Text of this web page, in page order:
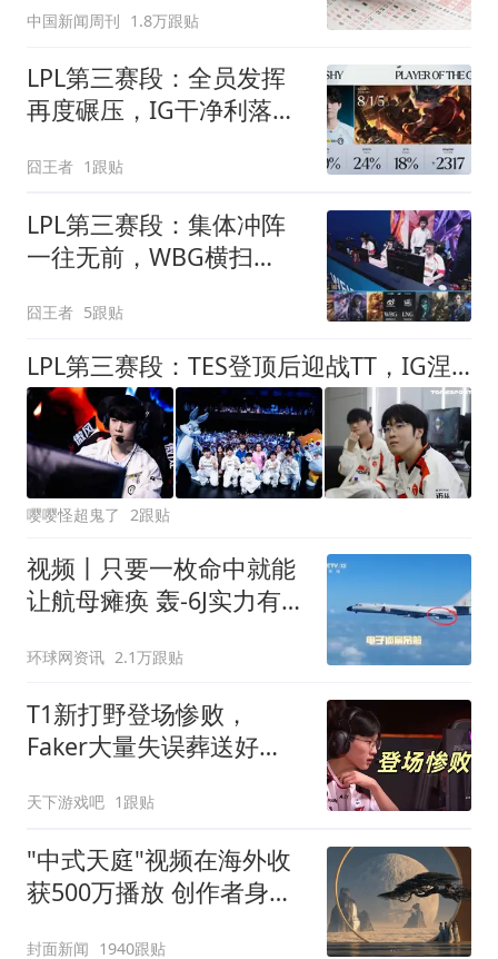
中国新闻周刊 1.8万跟贴
LPL第三赛段：全员发挥
再度碾压，IG干净利落横
囧王者 1跟贴
LPL第三赛段：集体冲阵
一往无前，WBG横扫
囧王者 5跟贴
LPL第三赛段：TES登顶后迎战TT，IG涅槃组再遇LNG！
嘤嘤怪超鬼了 2跟贴
视频丨只要一枚命中就能
让航母瘫痪 轰-6J实力有多
环球网资讯 2.1万跟贴
T1新打野登场惨败，
Faker大量失误葬送好
天下游戏吧 1跟贴
"中式天庭"视频在海外收
获500万播放 创作者身份
封面新闻 1940跟贴